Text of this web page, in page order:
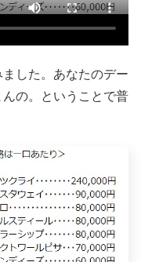
した。あなたのデー
の。ということで普